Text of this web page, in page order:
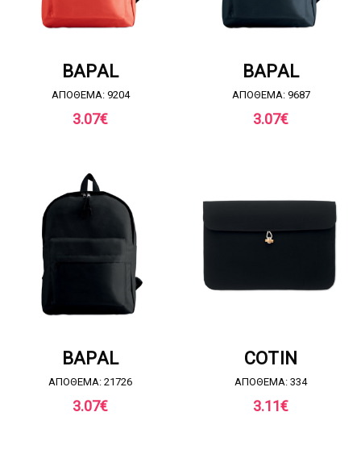
BAPAL
ΑΠΟΘΕΜΑ: 9204
3.07€
BAPAL
ΑΠΟΘΕΜΑ: 9687
3.07€
BAPAL
ΑΠΟΘΕΜΑ: 21726
3.07€
COTIN
ΑΠΟΘΕΜΑ: 334
3.11€